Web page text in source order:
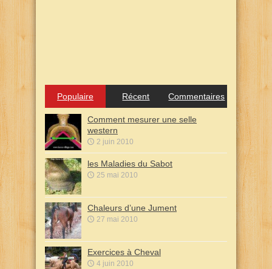
Populaire Récent Commentaires
Comment mesurer une selle
western
2 juin 2010
les Maladies du Sabot
25 mai 2010
Chaleurs d’une Jument
27 mai 2010
Exercices à Cheval
4 juin 2010